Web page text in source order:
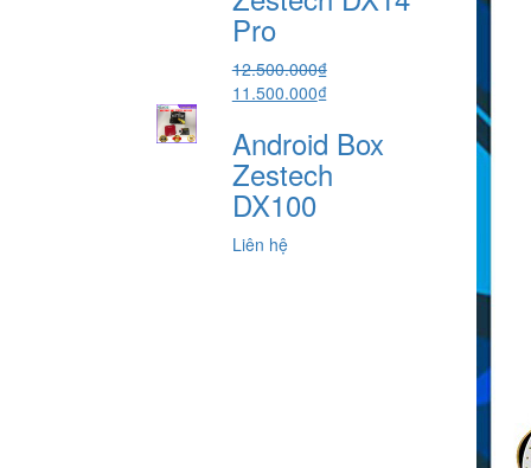
5.800.000₫.
Pro
12.500.000₫
Giá
là:
12.500.000₫.
11.500.000₫Giá
tại
là:
11.500.000₫.
Android Box
Zestech
DX100
Liên hệ